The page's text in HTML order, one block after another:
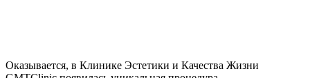
Оказывается, в Клинике Эстетики и Качества Жизни